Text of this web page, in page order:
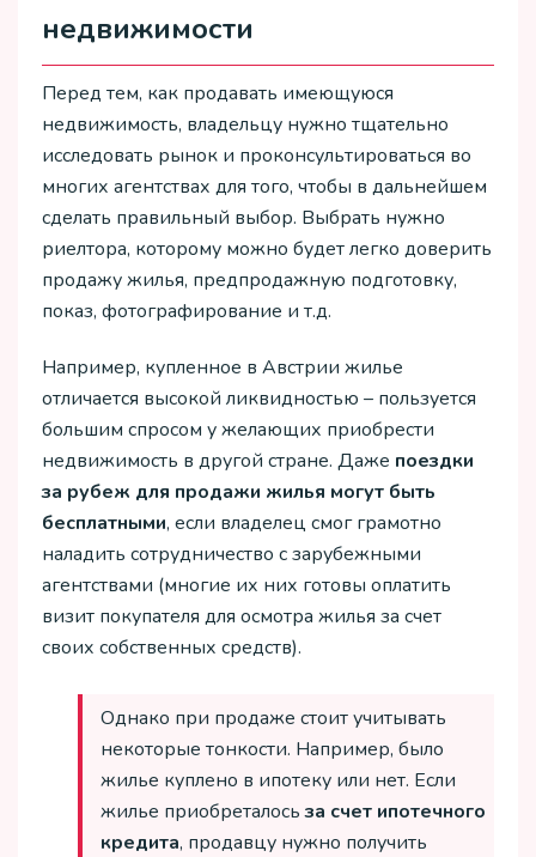
недвижимости
Перед тем, как продавать имеющуюся
недвижимость, владельцу нужно тщательно
исследовать рынок и проконсультироваться во
многих агентствах для того, чтобы в дальнейшем
сделать правильный выбор. Выбрать нужно
риелтора, которому можно будет легко доверить
продажу жилья, предпродажную подготовку,
показ, фотографирование и т.д.
Например, купленное в Австрии жилье
отличается высокой ликвидностью – пользуется
большим спросом у желающих приобрести
недвижимость в другой стране. Даже поездки
за рубеж для продажи жилья могут быть
бесплатными, если владелец смог грамотно
наладить сотрудничество с зарубежными
агентствами (многие их них готовы оплатить
визит покупателя для осмотра жилья за счет
своих собственных средств).
Однако при продаже стоит учитывать
некоторые тонкости. Например, было
жилье куплено в ипотеку или нет. Если
жилье приобреталосьза счет ипотечного
кредита, продавцу нужно получить